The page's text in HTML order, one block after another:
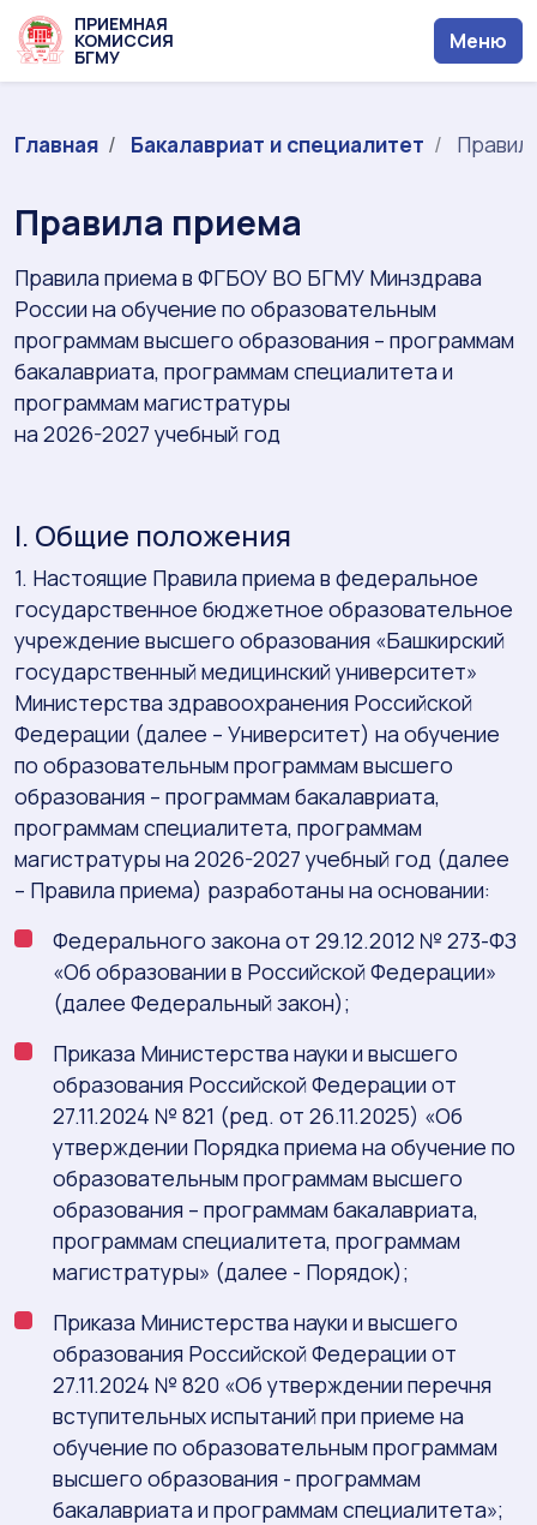
ПРИЕМНАЯ
КОМИССИЯ
БГМУ
Меню
Главная Бакалавриат и специалитет
Правила приема
Правила приема в ФГБОУ ВО БГМУ Минздрава
России на обучение по образовательным
программам высшего образования – программам
бакалавриата, программам специалитета и
программам магистратуры
на 2026-2027 учебный год
I. Общие положения
1. Настоящие Правила приема в федеральное
государственное бюджетное образовательное
учреждение высшего образования «Башкирский
государственный медицинский университет»
Министерства здравоохранения Российской
Федерации (далее – Университет) на обучение
по образовательным программам высшего
образования – программам бакалавриата,
программам специалитета, программам
магистратуры на 2026-2027 учебный год (далее
– Правила приема) разработаны на основании:
Федерального закона от 29.12.2012 № 273-ФЗ
«Об образовании в Российской Федерации»
(далее Федеральный закон);
Приказа Министерства науки и высшего
образования Российской Федерации от
27.11.2024 № 821 (ред. от 26.11.2025) «Об
утверждении Порядка приема на обучение по
образовательным программам высшего
образования – программам бакалавриата,
программам специалитета, программам
магистратуры» (далее - Порядок);
Приказа Министерства науки и высшего
образования Российской Федерации от
27.11.2024 № 820 «Об утверждении перечня
вступительных испытаний при приеме на
обучение по образовательным программам
высшего образования - программам
бакалавриата и программам специалитета»;